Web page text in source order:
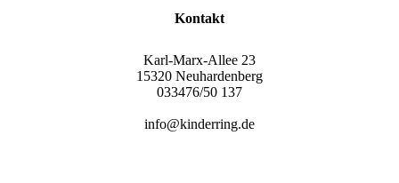
Kontakt
Karl-Marx-Allee 23
15320 Neuhardenberg
033476/50 137
info@kinderring.de